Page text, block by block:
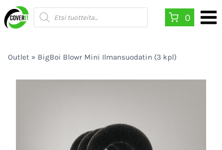
Siirry
sisältöön
Products
search
0
Outlet » BigBoi Blowr Mini Ilmansuodatin (3 kpl)